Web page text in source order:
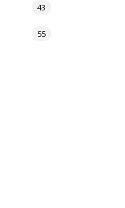
43
55